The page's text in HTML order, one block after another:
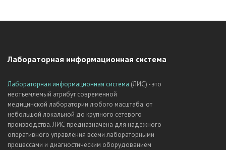
Лабораторная информационная система
Лабораторная информационная система (ЛИС) - это
неотъемлемый атрибут современной
медицинской лаборатории любого масштаба: от
небольшой локальной до крупного сетевого
производства. ЛИС предназначена для надежного
оперативного управления всеми лабораторными
процессами и диагностическим оборудованием